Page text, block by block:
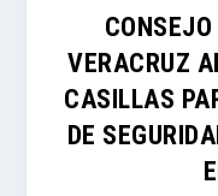
VERACRUZ
CASILLAS
DE